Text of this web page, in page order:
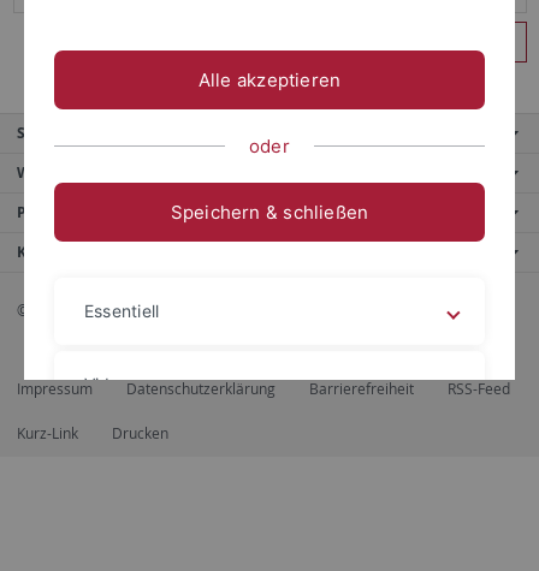
Service
Weitere Angebote
Portale
Kontaktinfo
© 2026 Eberhard Karls Universität Tübingen, Tübingen
Impressum Datenschutzerklärung Barrierefreiheit RSS-Feed
Kurz-Link Drucken
Alle akzeptieren
oder
Speichern & schließen
Essentiell
Videos